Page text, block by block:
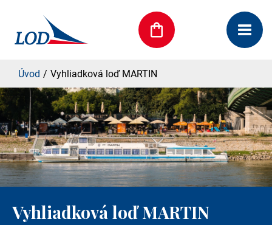
Úvod Vyhliadková loď MARTIN
Vyhliadková loď MARTIN